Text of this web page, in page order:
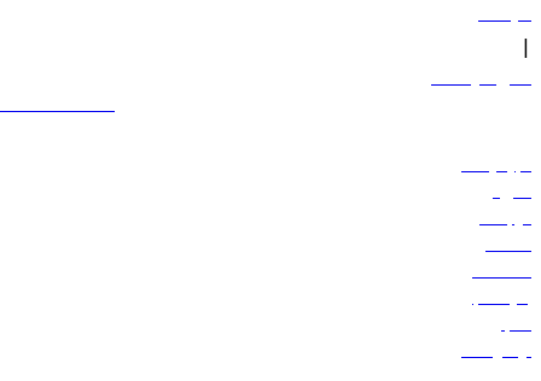
سياساتنا
|
الشروط والأحكام
600 544 445
حجز الرحلات
العروض
الوجهات
الأمتعة
المساعدة
إدارة الحجز
الأخبار
تواصل معنا